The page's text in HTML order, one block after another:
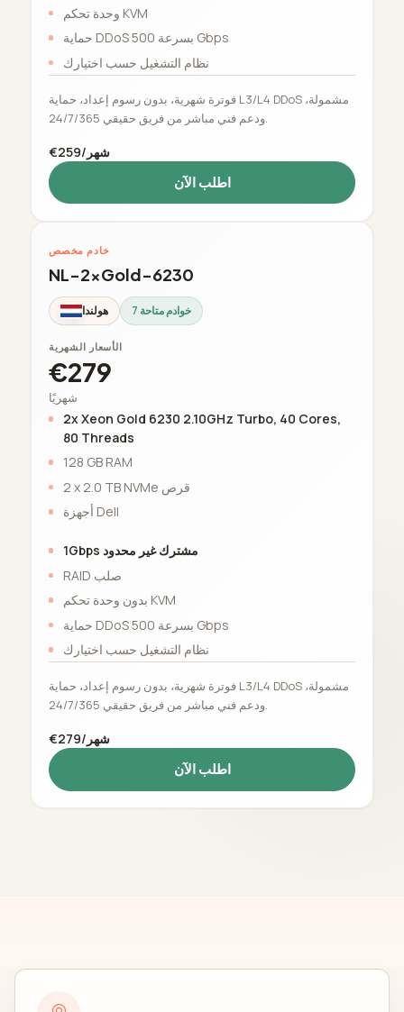
وحدة تحكم KVM
حماية DDoS بسرعة 500 Gbps
نظام التشغيل حسب اختيارك
فوترة شهرية، بدون رسوم إعداد، حماية L3/L4 DDoS مشمولة،
ودعم فني مباشر من فريق حقيقي 24/7/365.
€259/شهر
اطلب الآن
خادم مخصص
NL-2xGold-6230
هولندا 7 خوادم متاحة
الأسعار الشهرية
€279
شهريًا
2x Xeon Gold 6230 2.10GHz Turbo, 40 Cores,
80 Threads
128 GB RAM
2 x 2.0 TB NVMe قرص
أجهزة Dell
1Gbps مشترك غير محدود
RAID صلب
بدون وحدة تحكم KVM
حماية DDoS بسرعة 500 Gbps
نظام التشغيل حسب اختيارك
فوترة شهرية، بدون رسوم إعداد، حماية L3/L4 DDoS مشمولة،
ودعم فني مباشر من فريق حقيقي 24/7/365.
€279/شهر
اطلب الآن